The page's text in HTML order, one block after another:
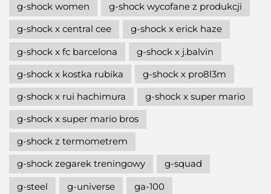
g-shock women
g-shock wycofane z produkcji
g-shock x central cee
g-shock x erick haze
g-shock x fc barcelona
g-shock x j.balvin
g-shock x kostka rubika
g-shock x pro8l3m
g-shock x rui hachimura
g-shock x super mario
g-shock x super mario bros
g-shock z termometrem
g-shock zegarek treningowy
g-squad
g-steel
g-universe ga-100